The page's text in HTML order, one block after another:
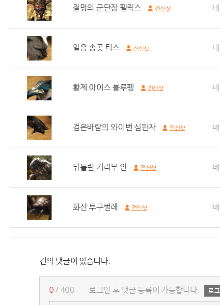
절망의 군단장 펠릭스 전신샷
얼음 송곳 티스 전신샷
황제 아이스 블루펭 전신샷
검은바람의 와이번 심판자 전신샷
뒤틀린 키리무 안 전신샷
화산 투구벌레 전신샷
건의 댓글이 있습니다.
로그인 후 댓글 등록이 가능합니다.
0 / 400